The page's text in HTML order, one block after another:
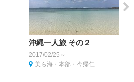
沖縄一人旅 その２
2017/02/25～
美ら海・本部・今帰仁